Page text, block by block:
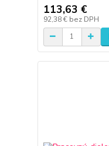
113,63 €
92,38 € bez DPH